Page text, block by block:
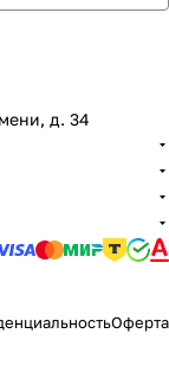
д. 34
Оферта